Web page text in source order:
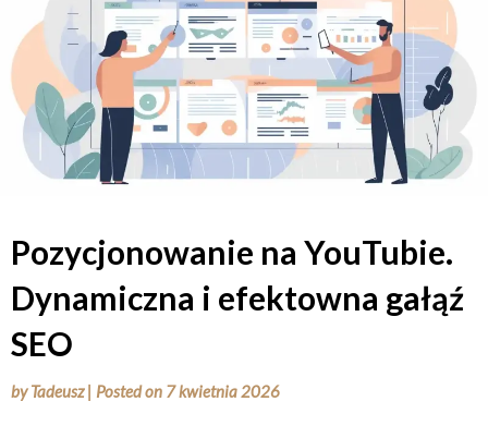
Pozycjonowanie na YouTubie.
Dynamiczna i efektowna gałąź
SEO
byTadeusz | Posted on 7 kwietnia 2026